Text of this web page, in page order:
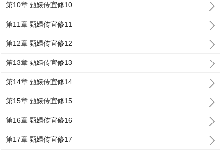
第10章 甄嬛传宜修10
第11章 甄嬛传宜修11
第12章 甄嬛传宜修12
第13章 甄嬛传宜修13
第14章 甄嬛传宜修14
第15章 甄嬛传宜修15
第16章 甄嬛传宜修16
第17章 甄嬛传宜修17